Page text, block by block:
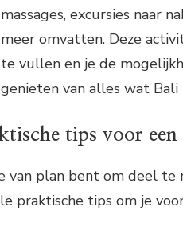
massages, excursies naar
meer omvatten. Deze
te vullen en je de
genieten van alles wat
tips voor
van plan bent om deel te
praktische tips om je